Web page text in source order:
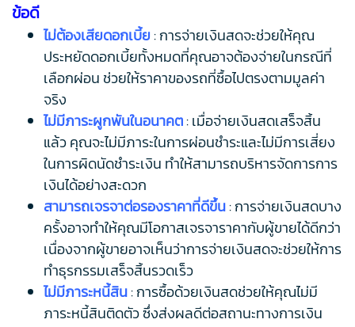
ข้อดี
ไม่ต้องเสียดอกเบี้ย: การจ่ายเงินสดจะช่วยให้คุณ
ประหยัดดอกเบี้ยทั้งหมดที่คุณอาจต้องจ่ายในกรณีที่
เลือกผ่อน ช่วยให้ราคาของรถที่ซื้อไปตรงตามมูลค่า
จริง
ไม่มีภาระผูกพันในอนาคต: เมื่อจ่ายเงินสดเสร็จสิ้น
แล้ว คุณจะไม่มีภาระในการผ่อนชำระและไม่มีการเสี่ยง
ในการผิดนัดชำระเงิน ทำให้สามารถบริหารจัดการการ
เงินได้อย่างสะดวก
สามารถเจรจาต่อรองราคาที่ดีขึ้น: การจ่ายเงินสดบาง
ครั้งอาจทำให้คุณมีโอกาสเจรจาราคากับผู้ขายได้ดีกว่า
เนื่องจากผู้ขายอาจเห็นว่าการจ่ายเงินสดจะช่วยให้การ
ทำธุรกรรมเสร็จสิ้นรวดเร็ว
ไม่มีภาระหนี้สิน: การซื้อด้วยเงินสดช่วยให้คุณไม่มี
ภาระหนี้สินติดตัว ซึ่งส่งผลดีต่อสถานะทางการเงิน